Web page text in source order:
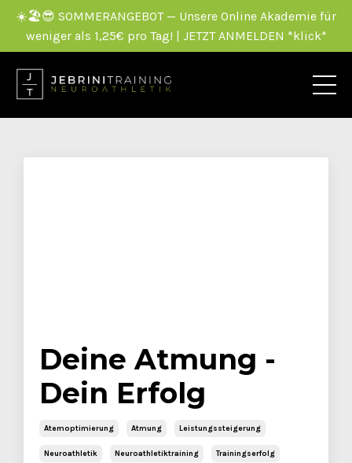
☀️🏖️😎 SOMMERANGEBOT — Unsere Online Akademie für
weniger als 1,25€ pro Tag! | JETZT ANMELDEN *klick*
Deine Atmung -
Dein Erfolg
Atemoptimierung Atmung Leistungssteigerung
Neuroathletik Neuroathletiktraining Trainingserfolg